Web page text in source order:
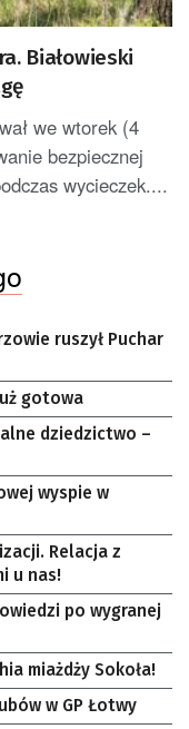
Białowieski
we wtorek (4
bezpiecznej
wycieczek....
ruszył Puchar
gotowa
dziedzictwo –
wyspie w
Relacja z
u nas!
po wygranej
miażdży Sokoła!
w GP Łotwy